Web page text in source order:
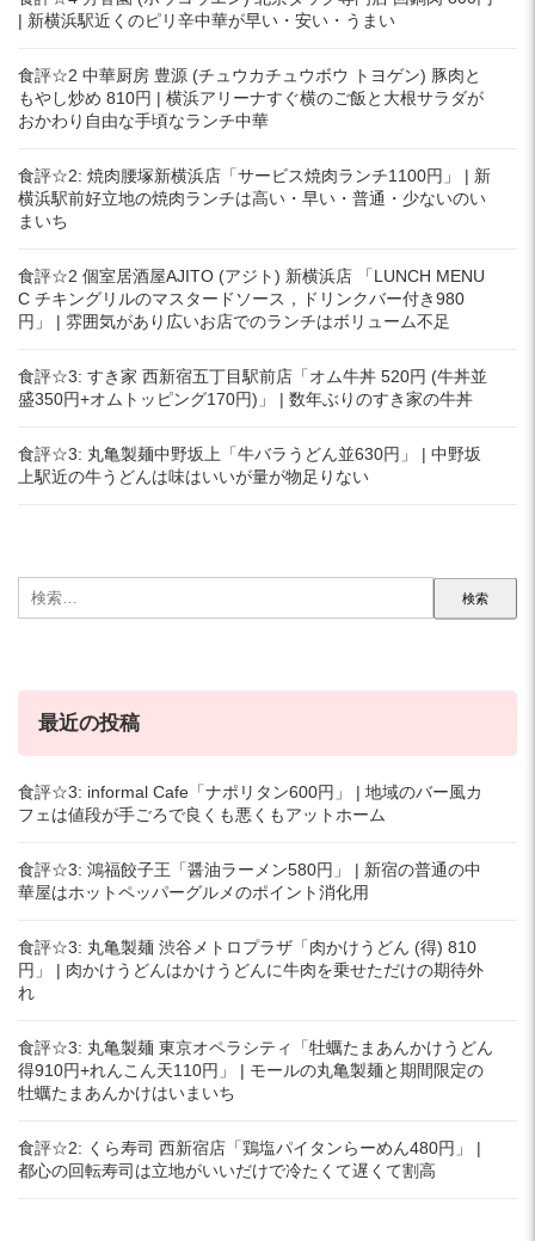
| 新横浜駅近くのピリ辛中華が早い・安い・うまい
食評☆2 中華厨房 豊源 (チュウカチュウボウ トヨゲン) 豚肉と
もやし炒め 810円 | 横浜アリーナすぐ横のご飯と大根サラダが
おかわり自由な手頃なランチ中華
食評☆2: 焼肉腰塚新横浜店「サービス焼肉ランチ1100円」 | 新
横浜駅前好立地の焼肉ランチは高い・早い・普通・少ないのい
まいち
食評☆2 個室居酒屋AJITO (アジト) 新横浜店 「LUNCH MENU
C チキングリルのマスタードソース，ドリンクバー付き980
円」 | 雰囲気があり広いお店でのランチはボリューム不足
食評☆3: すき家 西新宿五丁目駅前店「オム牛丼 520円 (牛丼並
盛350円+オムトッピング170円)」 | 数年ぶりのすき家の牛丼
食評☆3: 丸亀製麺中野坂上「牛バラうどん並630円」 | 中野坂
上駅近の牛うどんは味はいいが量が物足りない
索:
最近の投稿
食評☆3: informal Cafe「ナポリタン600円」 | 地域のバー風カ
フェは値段が手ごろで良くも悪くもアットホーム
食評☆3: 鴻福餃子王「醤油ラーメン580円」 | 新宿の普通の中
華屋はホットペッパーグルメのポイント消化用
食評☆3: 丸亀製麺 渋谷メトロプラザ「肉かけうどん (得) 810
円」 | 肉かけうどんはかけうどんに牛肉を乗せただけの期待外
れ
食評☆3: 丸亀製麺 東京オペラシティ「牡蠣たまあんかけうどん
得910円+れんこん天110円」 | モールの丸亀製麺と期間限定の
牡蠣たまあんかけはいまいち
食評☆2: くら寿司 西新宿店「鶏塩パイタンらーめん480円」 |
都心の回転寿司は立地がいいだけで冷たくて遅くて割高